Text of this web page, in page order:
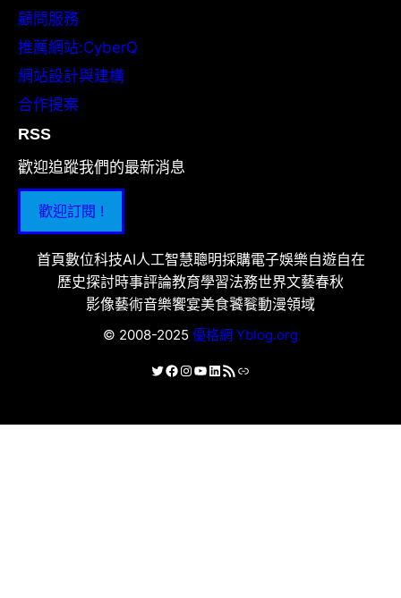
顧問服務
推薦網站:CyberQ
網站設計與建構
合作提案
RSS
歡迎追蹤我們的最新消息
歡迎訂閱 !
首頁數位科技AI人工智慧聰明採購電子娛樂自遊自在
歷史探討時事評論教育學習法務世界文藝春秋
影像藝術音樂饗宴美食饕餮動漫領域
© 2008-2025 優格網 Yblog.org
X Facebook
Instagram
YouTube
LinkedIn
RSS 資訊提供連結